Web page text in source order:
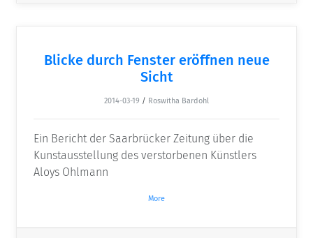
Blicke durch Fenster eröffnen neue
Sicht
2014-03-19 / Roswitha Bardohl
Ein Bericht der Saarbrücker Zeitung über die
Kunstausstellung des verstorbenen Künstlers
Aloys Ohlmann
More